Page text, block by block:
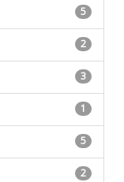
5
2
3
1
5
2